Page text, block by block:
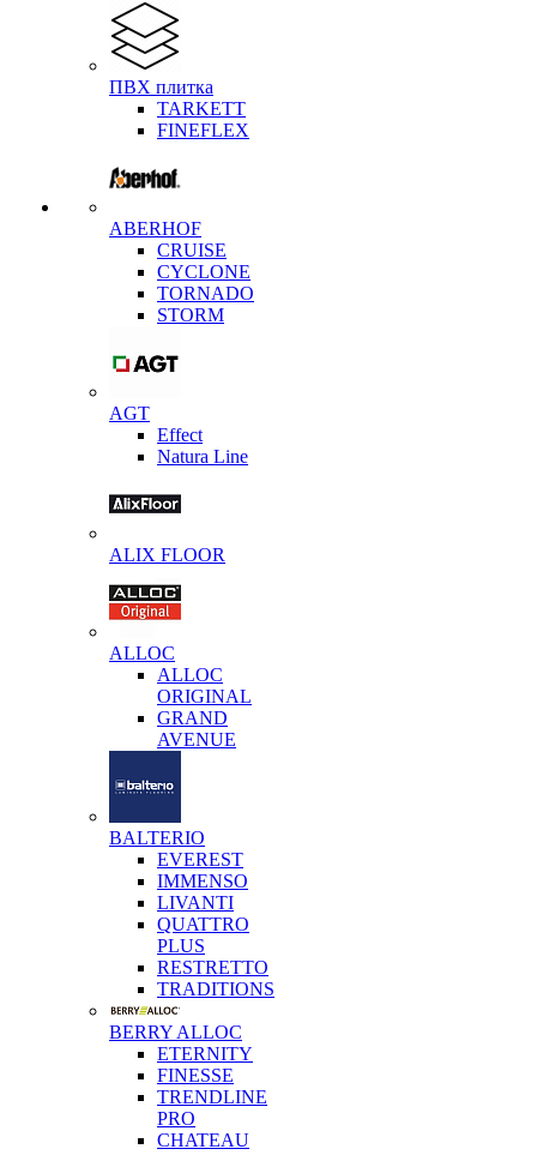
ПВХ плитка
TARKETT
FINEFLEX
ABERHOF
CRUISE
CYCLONE
TORNADO
STORM
AGT
Effect
Natura Line
ALIX FLOOR
ALLOC
ALLOC
ORIGINAL
GRAND
AVENUE
BALTERIO
EVEREST
IMMENSO
LIVANTI
QUATTRO
PLUS
RESTRETTO
TRADITIONS
BERRY ALLOC
ETERNITY
FINESSE
TRENDLINE
PRO
CHATEAU